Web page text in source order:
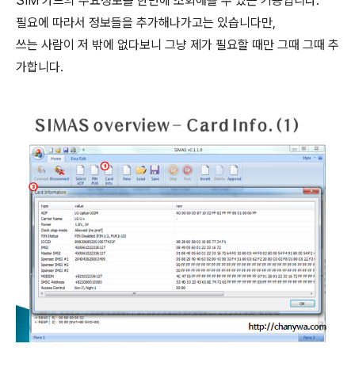
필요에 따라서 정보들을 추가해나가고는 있습니다만,
쓰는 사람이 저 밖에 없다보니 그냥 제가 필요할 때만 그때 그때 추
가합니다.